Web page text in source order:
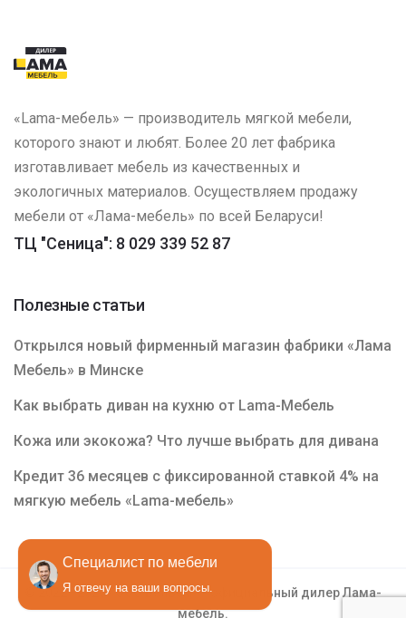
Специалист по мебели
Я отвечу на ваши вопросы.
«Lama-мебель» — производитель мягкой мебели,
которого знают и любят. Более 20 лет фабрика
изготавливает мебель из качественных и
экологичных материалов. Осуществляем продажу
мебели от «Лама-мебель» по всей Беларуси!
ТЦ "Сеница": 8 029 339 52 87
Полезные статьи
Открылся новый фирменный магазин фабрики «Лама
Мебель» в Минске
Как выбрать диван на кухню от Lama-Мебель
Кожа или экокожа? Что лучше выбрать для дивана
Кредит 36 месяцев с фиксированной ставкой 4% на
мягкую мебель «Lama-мебель»
© 2022—2026 «ООО Бельем» - официальный дилер Лама-
мебель.